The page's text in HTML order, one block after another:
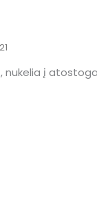
nukelia į